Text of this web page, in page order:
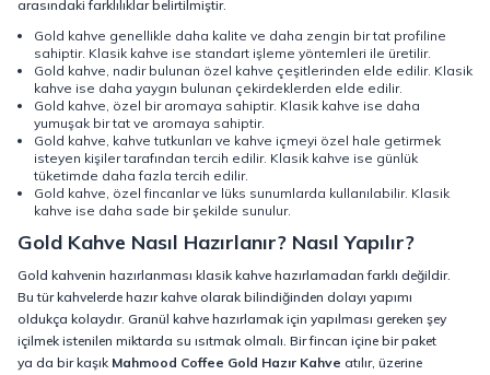
arasındaki farklılıklar belirtilmiştir.
Gold kahve genellikle daha kalite ve daha zengin bir tat profiline
sahiptir. Klasik kahve ise standart işleme yöntemleri ile üretilir.
Gold kahve, nadir bulunan özel kahve çeşitlerinden elde edilir. Klasik
kahve ise daha yaygın bulunan çekirdeklerden elde edilir.
Gold kahve, özel bir aromaya sahiptir. Klasik kahve ise daha
yumuşak bir tat ve aromaya sahiptir.
Gold kahve, kahve tutkunları ve kahve içmeyi özel hale getirmek
isteyen kişiler tarafından tercih edilir. Klasik kahve ise günlük
tüketimde daha fazla tercih edilir.
Gold kahve, özel fincanlar ve lüks sunumlarda kullanılabilir. Klasik
kahve ise daha sade bir şekilde sunulur.
Gold Kahve Nasıl Hazırlanır? Nasıl Yapılır?
Gold kahvenin hazırlanması klasik kahve hazırlamadan farklı değildir.
Bu tür kahvelerde hazır kahve olarak bilindiğinden dolayı yapımı
oldukça kolaydır. Granül kahve hazırlamak için yapılması gereken şey
içilmek istenilen miktarda su ısıtmak olmalı. Bir fincan içine bir paket
ya da bir kaşık Mahmood Coffee Gold Hazır Kahve atılır, üzerine